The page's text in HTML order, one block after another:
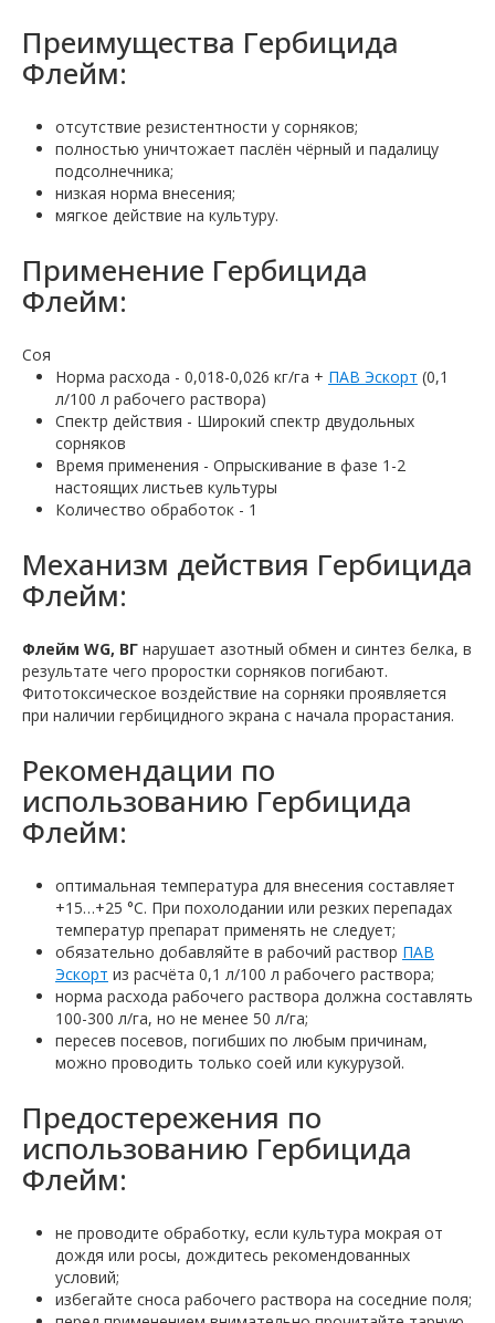
Преимущества Гербицида
Флейм:
отсутствие резистентности у сорняков;
полностью уничтожает паслён чёрный и падалицу
подсолнечника;
низкая норма внесения;
мягкое действие на культуру.
Применение Гербицида
Флейм:
Соя
Норма расхода - 0,018-0,026 кг/га + ПАВ Эскорт (0,1
л/100 л рабочего раствора)
Спектр действия - Широкий спектр двудольных
сорняков
Время применения - Опрыскивание в фазе 1-2
настоящих листьев культуры
Количество обработок - 1
Механизм действия Гербицида
Флейм:
Флейм WG, ВГ нарушает азотный обмен и синтез белка, в
результате чего проростки сорняков погибают.
Фитотоксическое воздействие на сорняки проявляется
при наличии гербицидного экрана с начала прорастания.
Рекомендации по
использованию Гербицида
Флейм:
оптимальная температура для внесения составляет
+15…+25 °C. При похолодании или резких перепадах
температур препарат применять не следует;
обязательно добавляйте в рабочий раствор ПАВ
Эскорт из расчёта 0,1 л/100 л рабочего раствора;
норма расхода рабочего раствора должна составлять
100-300 л/га, но не менее 50 л/га;
пересев посевов, погибших по любым причинам,
можно проводить только соей или кукурузой.
Предостережения по
использованию Гербицида
Флейм:
не проводите обработку, если культура мокрая от
дождя или росы, дождитесь рекомендованных
условий;
избегайте сноса рабочего раствора на соседние поля;